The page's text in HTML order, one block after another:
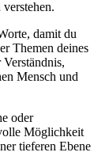
damit du
Themen deines
Mensch und
oder
Möglichkeit
tieferen Ebene